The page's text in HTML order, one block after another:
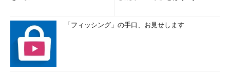
「フィッシング」の手口、お見せします